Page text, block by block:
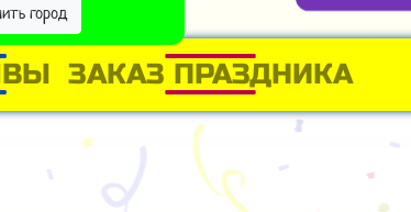
город
ЗАКАЗ ПРАЗДНИКА